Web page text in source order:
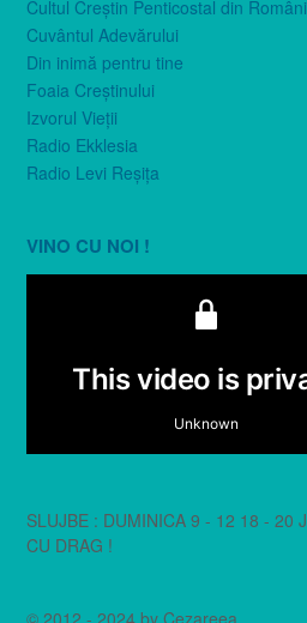
Cultul Creştin Penticostal din
Cuvântul Adevărului
Din inimă pentru tine
Foaia Creştinului
Izvorul Vieţii
Radio Ekklesia
Radio Levi Reşiţa
VINO CU NOI !
SLUJBE : DUMINICA 9 - 12 18 - 20
CU DRAG !
© 2012 - 2024 by Cezareea